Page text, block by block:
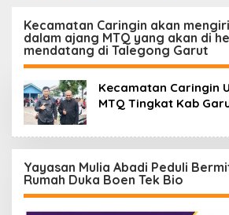
Development
Ditetapkan Tersangka
Kecamatan Caringin akan
dalam ajang MTQ yang akan di
mendatang di Talegong Garut
Kecamatan Caringin
MTQ Tingkat Kab
Yayasan Mulia Abadi Peduli
Rumah Duka Boen Tek Bio